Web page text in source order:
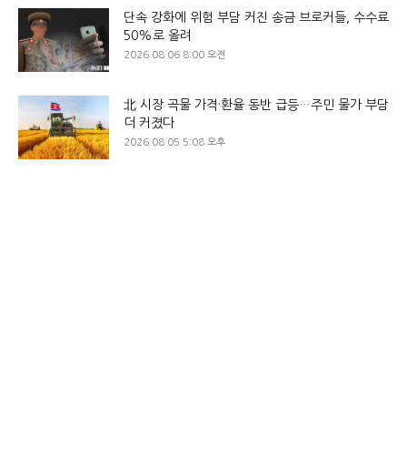
단속 강화에 위험 부담 커진 송금 브로커들, 수수료
50%로 올려
2026.08.06 8:00 오전
北 시장 곡물 가격·환율 동반 급등…주민 물가 부담
더 커졌다
2026.08.05 5:08 오후